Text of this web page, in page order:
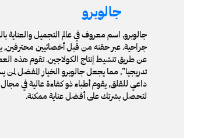
جالوبرو
جالوبرو, اسم معروف في عالم التجميل والعناية
جراحية. عبر حقنه من قبل أخصائيين محترفين,
عن طريق تنشيط إنتاج الكولاجين. تقوم هذه
تدريجيا”, مما يجعل جالوبرو الخيار المفضل
داعي للقلق, يقوم أطباء ذو كفاءة عالية في
لتحصل بشرتك على أفضل عناية ممكنة.